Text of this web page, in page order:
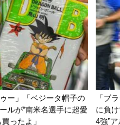
ー」「ベジータ帽子の
ルが“南米名選手に超愛
ったよ」
「ブ
に負
4強”